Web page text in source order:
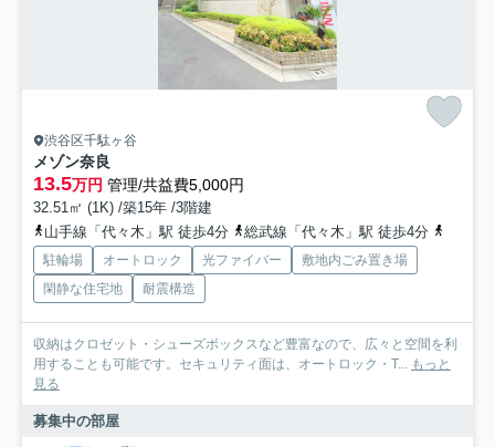
渋谷区千駄ヶ谷
メゾン奈良
13.5万円 管理/共益費5,000円
32.51㎡ (1K) /築15年 /3階建
山手線「代々木」駅 徒歩4分
総武線「代々木」駅 徒歩4分
駐輪場 オートロック 光ファイバー
敷地内ごみ置き場
閑静な住宅地
耐震構造
収納はクロゼット・シューズボックスなど豊富なので、広々と空間を利
用することも可能です。セキュリティ面は、オートロック・T... もっと
見る
募集中の部屋